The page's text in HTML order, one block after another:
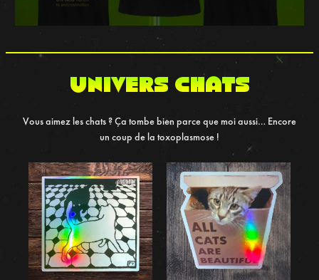
UNIVERS chats
Vous aimez les chats ? Ça tombe bien parce que moi aussi… Encore
un coup de la toxoplasmose !